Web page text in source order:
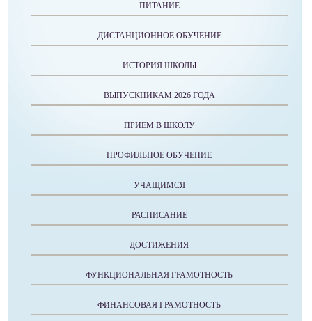
ПИТАНИЕ
ДИСТАНЦИОННОЕ ОБУЧЕНИЕ
ИСТОРИЯ ШКОЛЫ
ВЫПУСКНИКАМ 2026 ГОДА
ПРИЕМ В ШКОЛУ
ПРОФИЛЬНОЕ ОБУЧЕНИЕ
УЧАЩИМСЯ
РАСПИСАНИЕ
ДОСТИЖЕНИЯ
ФУНКЦИОНАЛЬНАЯ ГРАМОТНОСТЬ
ФИНАНСОВАЯ ГРАМОТНОСТЬ